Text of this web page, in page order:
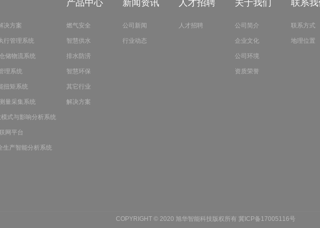
决方案
行管理系统
储物流系统
理系统
扭矩系统
量采集系统
式与影响分析系统
网平台
生产智能分析系统
产品中心
燃气安全
智慧供水
排水防涝
智慧环保
其它行业
解决方案
新闻资讯
公司新闻
行业动态
人才招聘
人才招聘
关于我们
公司简介
企业文化
公司环境
资质荣誉
联系
联系方式
地理位置
COPYRIGHT © 2020 旭华智能科技版权所有 冀ICP备17005116号